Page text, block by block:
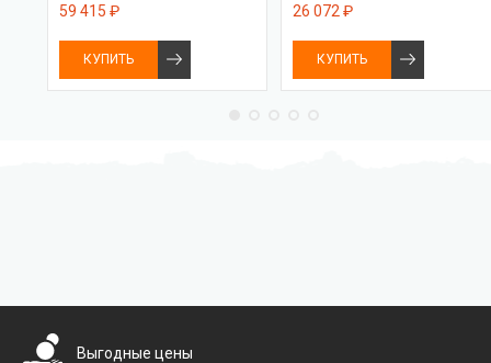
59 415 ₽
КУПИТЬ
26 072 ₽
КУПИТЬ
Выгодные цены